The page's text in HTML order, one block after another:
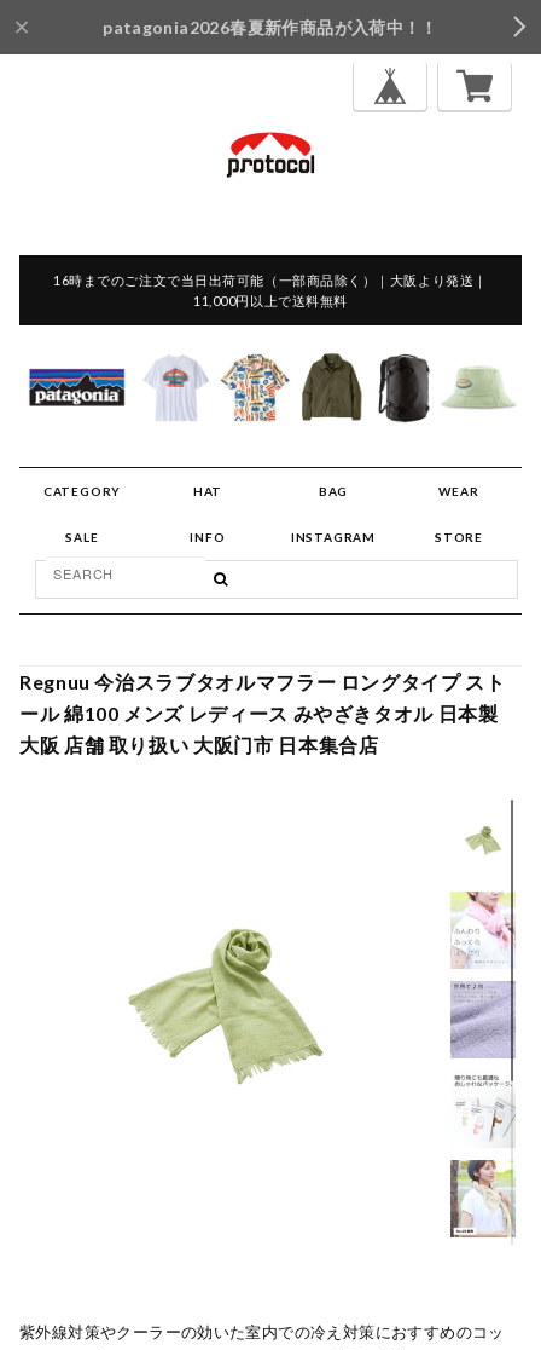
patagonia2026春夏新作商品が入荷中！！
16時までのご注文で当日出荷可能（一部商品除く）｜大阪より発送｜
11,000円以上で送料無料
CATEGORY HAT BAG WEAR
SALE INFO INSTAGRAM STORE
Regnuu 今治スラブタオルマフラー ロングタイプ スト
ール 綿100 メンズ レディース みやざきタオル 日本製
大阪 店舗 取り扱い 大阪门市 日本集合店
紫外線対策やクーラーの効いた室内での冷え対策におすすめのコッ